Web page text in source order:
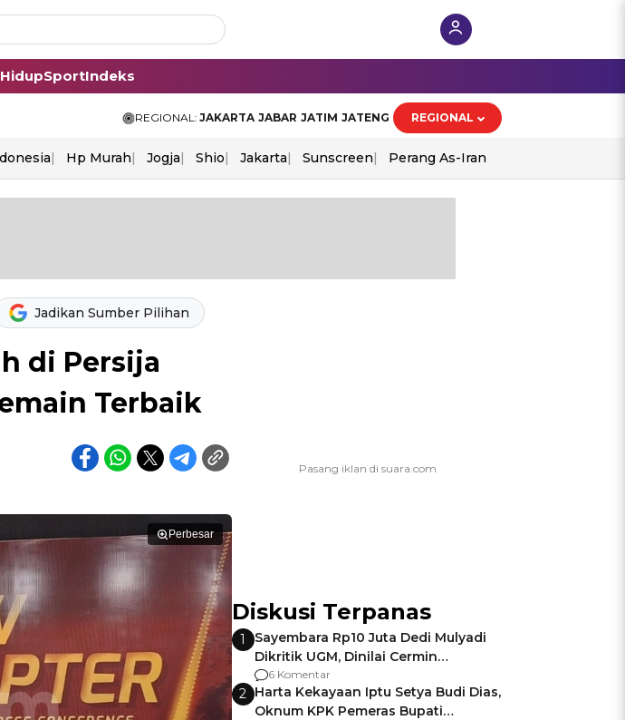
SportIndeks
REGIONAL: JAKARTA JABAR JATIM JATENG REGIONAL
Hp Murah Jogja Shio Jakarta Sunscreen Perang As-Iran
Jadikan Sumber Pilihan
di Persija
Terbaik
Perbesar
Diskusi Terpanas
1
Sayembara Rp10 Juta Dedi Mulyadi
Dikritik UGM, Dinilai Cermin
Gagalnya Negara Jamin Keamanan
6 Komentar
2 Harta Kekayaan Iptu Setya Budi Dias,
Oknum KPK Pemeras Bupati